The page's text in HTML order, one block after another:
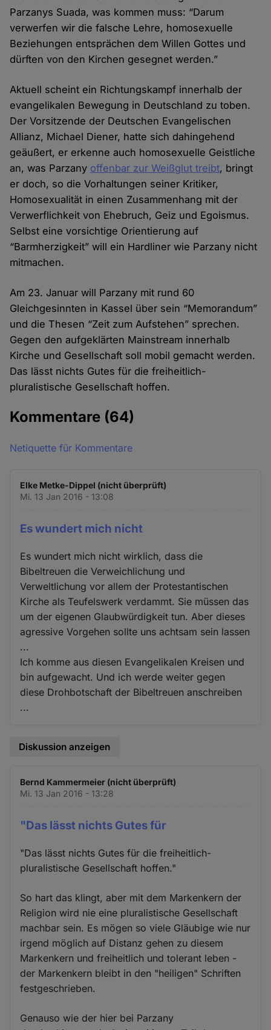
Parzanys Suada, was kommen muss: “Darum
verwerfen wir die falsche Lehre, homosexuelle
Beziehungen entsprächen dem Willen Gottes und
dürften von den Kirchen gesegnet werden.”
Aktuell scheint ein Richtungskampf innerhalb der
evangelikalen Bewegung in Deutschland zu toben.
Der Vorsitzende der Deutschen Evangelischen
Allianz, Michael Diener, hatte sich dahingehend
geäußert, er erkenne auch homosexuelle Geistliche
an, was Parzany offenbar zur Weißglut treibt, bringt
er doch, so die Vorhaltungen seiner Kritiker,
Homosexualität in einen Zusammenhang mit der
Verwerflichkeit von Ehebruch, Geiz und Egoismus.
Selbst eine vorsichtige Orientierung auf
“Barmherzigkeit” will ein Hardliner wie Parzany nicht
mitmachen.
Am 23. Januar will Parzany mit rund 60
Gleichgesinnten in Kassel über sein “Memorandum”
und die Thesen “Zeit zum Aufstehen” sprechen.
Gegen den aufgeklärten Mainstream innerhalb
Kirche und Gesellschaft soll mobil gemacht werden.
Das lässt nichts Gutes für die freiheitlich-
pluralistische Gesellschaft hoffen.
Kommentare (64)
Netiquette für Kommentare
Elke Metke-Dippel (nicht überprüft)
Mi. 13 Jan 2016 - 13:08
Es wundert mich nicht
Es wundert mich nicht wirklich, dass die
Bibeltreuen die Verweichlichung und
Verweltlichung vor allem der Protestantischen
Kirche als Teufelswerk verdammt. Sie müssen das
um der eigenen Glaubwürdigkeit tun. Aber dieses
agressive Vorgehen sollte uns achtsam sein lassen
...
Ich komme aus diesen Evangelikalen Kreisen und
bin aufgewacht. Und ich werde weiter gegen
diese Drohbotschaft der Bibeltreuen anschreiben
...
Diskussion anzeigen
Bernd Kammermeier (nicht überprüft)
Mi. 13 Jan 2016 - 13:28
"Das lässt nichts Gutes für
"Das lässt nichts Gutes für die freiheitlich-
pluralistische Gesellschaft hoffen."
So hart das klingt, aber mit dem Markenkern der
Religion wird nie eine pluralistische Gesellschaft
machbar sein. Es mögen so viele Gläubige wie nur
irgend möglich auf Distanz gehen zu diesem
Markenkern und freiheitlich und tolerant leben -
der Markenkern bleibt in den "heiligen" Schriften
festgeschrieben.
Genauso wie der hier bei Parzany